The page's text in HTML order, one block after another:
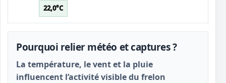
22,0°C
Pourquoi relier météo et captures ?
La température, le vent et la pluie
influencent l’activité visible du frelon